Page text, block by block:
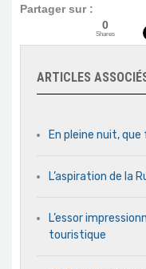
Partager sur :
0
Shares
ARTICLES
En pleine nuit,
L’aspiration de la
L’essor
touristique